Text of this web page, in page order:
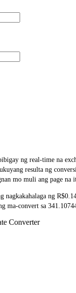
ng real-time na
resulta ng
mo muli ang page na
nagkakahalaga ng
ma-convert sa
Converter